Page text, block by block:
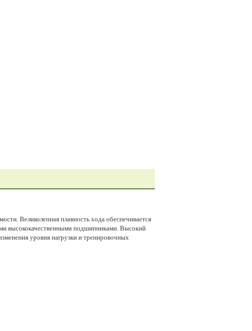
Великолепная плавность хода обеспечивается
высококачественными подшипниками. Высокий
уровня нагрузки и тренировочных